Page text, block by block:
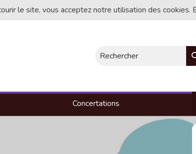
le site, vous acceptez notre utilisation des cookies.
Rechercher
Concertations